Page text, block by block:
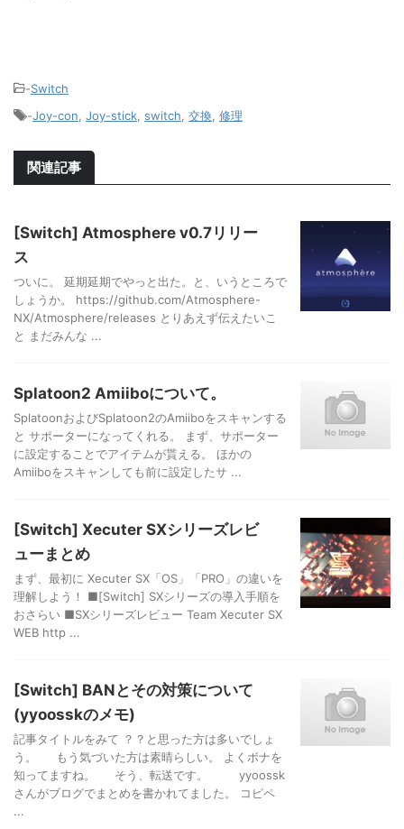
-Switch
-Joy-con Joy-stick switch 交換 修理
関連記事
[Switch] Atmosphere v0.7リリー
ス
ついに。 延期延期でやっと出た。と、いうところで
しょうか。 https://github.com/Atmosphere-
NX/Atmosphere/releases とりあえず伝えたいこ
と まだみんな ...
Splatoon2 Amiiboについて。
SplatoonおよびSplatoon2のAmiiboをスキャンする
と サポーターになってくれる。 まず、サポーター
に設定することでアイテムが貰える。 ほかの
Amiiboをスキャンしても前に設定したサ ...
[Switch] Xecuter SXシリーズレビ
ューまとめ
まず、最初に Xecuter SX「OS」「PRO」の違いを
理解しよう！ ■[Switch] SXシリーズの導入手順を
おさらい ■SXシリーズレビュー Team Xecuter SX
WEB http ...
[Switch] BANとその対策について
(yyoosskのメモ)
記事タイトルをみて ？？と思った方は多いでしょ
う。 もう気づいた方は素晴らしい。 よくボナを
知ってますね。 そう、転送です。 yyoossk
さんがブログでまとめを書かれてました。 コピペ
...